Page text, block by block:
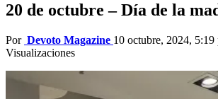
20 de octubre – Día de la
Por Devoto Magazine 10 octubre, 2024, 5:19
Visualizaciones